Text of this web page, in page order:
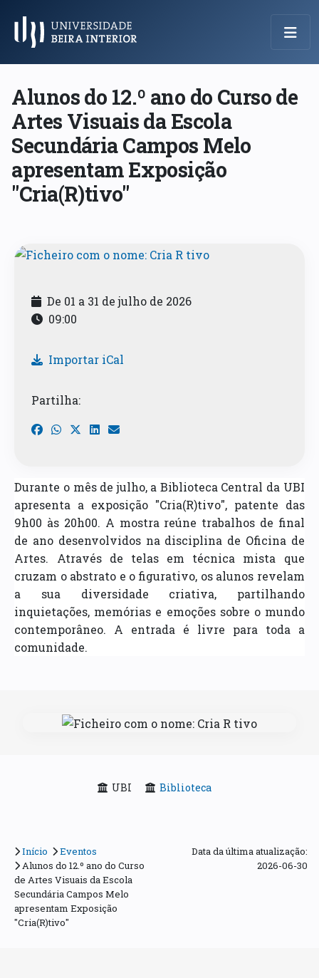
Menu Principal
Alunos do 12.º ano do Curso de
Artes Visuais da Escola
Secundária Campos Melo
apresentam Exposição
"Cria(R)tivo"
De 01 a 31 de julho de 2026
09:00
Importar iCal
Partilha:
Durante o mês de julho, a Biblioteca Central da UBI
apresenta a exposição "Cria(R)tivo", patente das
9h00 às 20h00. A mostra reúne trabalhos de final
de ano desenvolvidos na disciplina de Oficina de
Artes. Através de telas em técnica mista que
cruzam o abstrato e o figurativo, os alunos revelam
a sua diversidade criativa, partilhando
inquietações, memórias e emoções sobre o mundo
contemporâneo. A entrada é livre para toda a
comunidade.
UBI Biblioteca
Início
Eventos
Alunos do 12.º ano do Curso
de Artes Visuais da Escola
Secundária Campos Melo
apresentam Exposição
"Cria(R)tivo"
Data da última atualização:
2026-06-30